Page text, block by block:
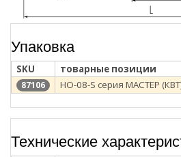
Упаковка
SKU товарные позиции
87106 НО-08-S серия МАСТЕР
Технические